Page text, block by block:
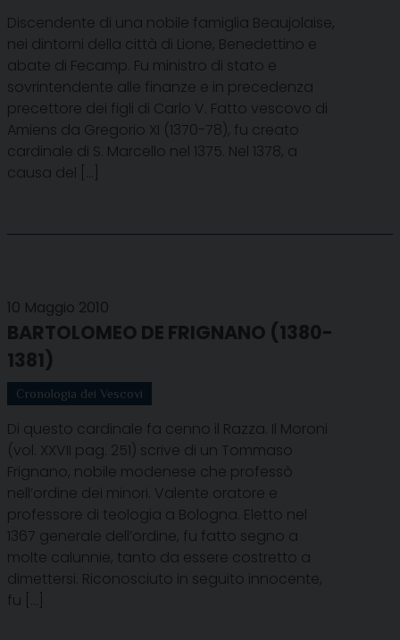
Discendente di una nobile famiglia Beaujolaise,
nei dintorni della città di Lione, Benedettino e
abate di Fecamp. Fu ministro di stato e
sovrintendente alle finanze e in precedenza
precettore dei figli di Carlo V. Fatto vescovo di
Amiens da Gregorio XI (1370-78), fu creato
cardinale di S. Marcello nel 1375. Nel 1378, a
causa del […]
10 Maggio 2010
BARTOLOMEO DE FRIGNANO (1380-
1381)
Cronologia dei Vescovi
Di questo cardinale fa cenno il Razza. Il Moroni
(vol. XXVII pag. 251) scrive di un Tommaso
Frignano, nobile modenese che professò
nell’ordine dei minori. Valente oratore e
professore di teologia a Bologna. Eletto nel
1367 generale dell’ordine, fu fatto segno a
molte calunnie, tanto da essere costretto a
dimettersi. Riconosciuto in seguito innocente,
fu […]